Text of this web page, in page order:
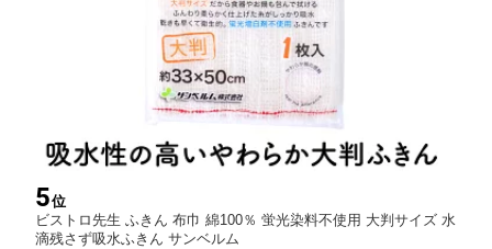
5位
ビストロ先生 ふきん 布巾 綿100％ 蛍光染料不使用 大判サイズ 水
滴残さず吸水ふきん サンベルム